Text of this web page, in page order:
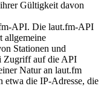
Gültigkeit davon
API. Die laut.fm-API
allgemeine
Stationen und
Zugriff auf die API
Natur an laut.fm
etwa die IP-Adresse, die